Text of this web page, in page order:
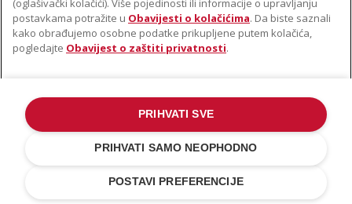
©2022. Sva prava pridržana. KitchenAid i dizajn samostojećeg miksera
zaštitni su znakovi u SAD-u. i u drugim državama .
Obavijest o zaštiti privatnosti.Kolačić.Ostale države
(oglašivački kolačići). Više pojedinosti ili informacije o upravljanju
postavkama potražite u Obavijesti o kolačićima. Da biste saznali
kako obrađujemo osobne podatke prikupljene putem kolačića,
pogledajte Obavijest o zaštiti privatnosti.
POSTAVI PREFERENCIJE
PRIHVATI SAMO NEOPHODNO
PRIHVATI SVE